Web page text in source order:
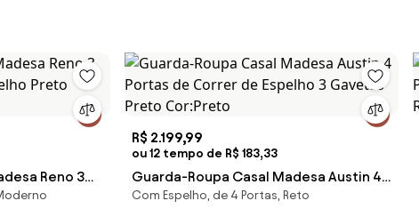
Reno 3
Preto
R$ 2.199,99
ou 12 tempo de R$ 183,33
Guarda-Roupa Casal Madesa Austin 4
Portas de Correr de Espelho 3 Gavetas
Com Espelho, de 4 Portas, Reto